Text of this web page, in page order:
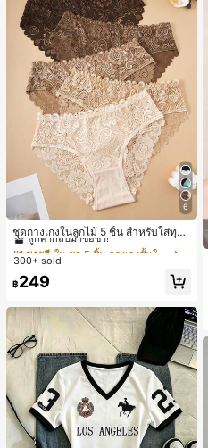
6
ชุดกางเกงในลูกไม้ 5 ชิ้น สำหรับใส่ทุกวั
น
#1 ขายดี
ลูกค้ากลับมาซื้อซ้ำ!
#1 ขายดี
ลูกค้ากลับมาซื้อซ้ำ!
#1 ขายดี
ลูกค้ากลับมาซื้อซ้ำ!
#1 ขายดี
300+ sold
฿249